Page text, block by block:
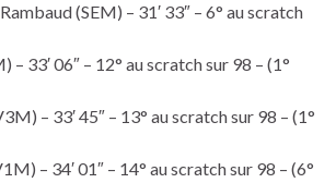
(SEM) – 31′ 33″ – 6° au scratch
33′ 06″ – 12° au scratch sur 98 – (1°
– 33′ 45″ – 13° au scratch sur 98 – (1°
– 34′ 01″ – 14° au scratch sur 98 – (6°